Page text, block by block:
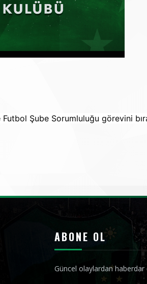
Şube Sorumluluğu görevini
ABONE OL
Güncel olaylardan